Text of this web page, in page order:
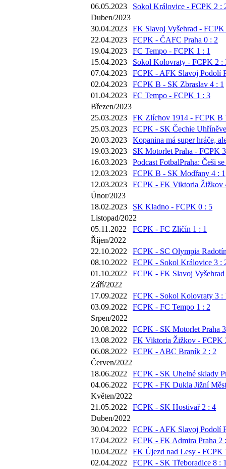
06.05.2023
Sokol Královice - FCPK 2 :
Duben/2023
30.04.2023
FK Slavoj Vyšehrad - FCPK
22.04.2023
FCPK - ČAFC Praha 0 : 2
19.04.2023
FC Tempo - FCPK 1 : 1
15.04.2023
Sokol Kolovraty - FCPK 2 :
07.04.2023
FCPK - AFK Slavoj Podolí
02.04.2023
FCPK B - SK Zbraslav 4 : 1
01.04.2023
FC Tempo - FCPK 1 : 3
Březen/2023
25.03.2023
FK Zlíchov 1914 - FCPK B
25.03.2023
FCPK - SK Čechie
20.03.2023
Kopanina má super hráče,
19.03.2023
SK Motorlet Praha - FCPK
16.03.2023
Podcast FotbalPraha: Češi
12.03.2023
FCPK B - SK Modřany 4 : 1
12.03.2023
FCPK - FK Viktoria Žižkov
Únor/2023
18.02.2023
SK Kladno - FCPK 0 : 5
Listopad/2022
05.11.2022
FCPK - FC Zličín 1 : 1
Říjen/2022
22.10.2022
FCPK - SC Olympia
08.10.2022
FCPK - Sokol Královice 3 :
01.10.2022
FCPK - FK Slavoj Vyšehrad
Září/2022
17.09.2022
FCPK - Sokol Kolovraty 3 :
03.09.2022
FCPK - FC Tempo 1 : 2
Srpen/2022
20.08.2022
FCPK - SK Motorlet Praha
13.08.2022
FK Viktoria Žižkov - FCPK
06.08.2022
FCPK - ABC Braník 2 : 2
Červen/2022
18.06.2022
FCPK - SK Uhelné sklady
04.06.2022
FCPK - FK Dukla Jižní
Květen/2022
21.05.2022
FCPK - SK Hostivař 2 : 4
Duben/2022
30.04.2022
FCPK - AFK Slavoj Podolí
17.04.2022
FCPK - FK Admira Praha 2
10.04.2022
FK Újezd nad Lesy - FCPK
02.04.2022
FCPK - SK Třeboradice 8 :